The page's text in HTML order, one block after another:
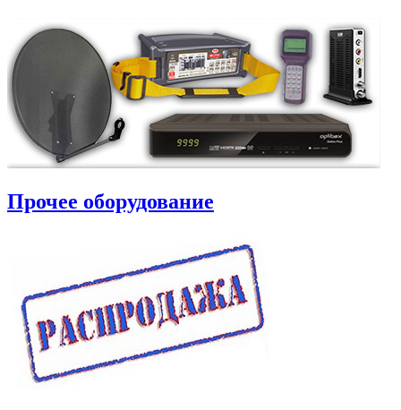
Прочее оборудование